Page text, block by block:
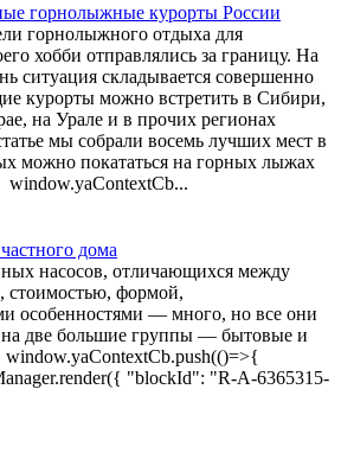
горнолыжные курорты России
горнолыжного отдыха для
хобби отправлялись за границу. На
ситуация складывается совершенно
курорты можно встретить в Сибири,
на Урале и в прочих регионах
мы собрали восемь лучших мест в
можно покататься на горных лыжах
window.yaContextCb...
дома
насосов, отличающихся между
стоимостью, формой,
особенностями — много, но все они
на две большие группы — бытовые и
"blockId": "R-A-6365315-